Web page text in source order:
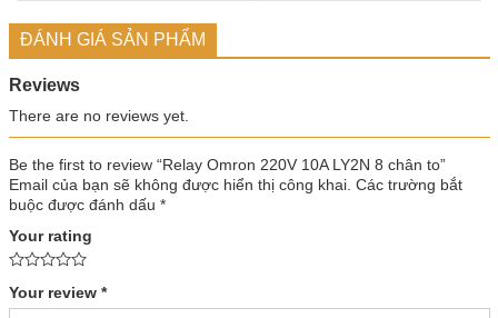
ĐÁNH GIÁ SẢN PHẨM
Reviews
There are no reviews yet.
Be the first to review “Relay Omron 220V 10A LY2N 8 chân to”
Email của bạn sẽ không được hiển thị công khai. Các trường bắt
buộc được đánh dấu *
Your rating
Your review *